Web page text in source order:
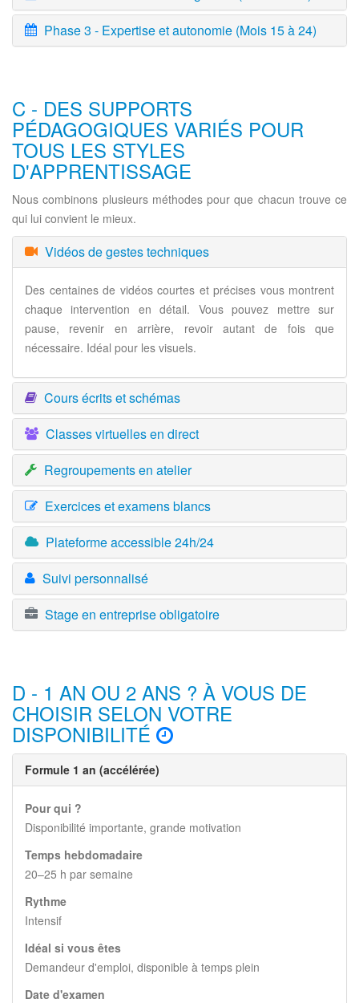
Phase 3 - Expertise et autonomie (Mois 15 à 24)
C - DES SUPPORTS
PÉDAGOGIQUES VARIÉS POUR
TOUS LES STYLES
D'APPRENTISSAGE
Nous combinons plusieurs méthodes pour que chacun trouve ce
qui lui convient le mieux.
Vidéos de gestes techniques
Des centaines de vidéos courtes et précises vous montrent
chaque intervention en détail. Vous pouvez mettre sur
pause, revenir en arrière, revoir autant de fois que
nécessaire. Idéal pour les visuels.
Cours écrits et schémas
Classes virtuelles en direct
Regroupements en atelier
Exercices et examens blancs
Plateforme accessible 24h/24
Suivi personnalisé
Stage en entreprise obligatoire
D - 1 AN OU 2 ANS ? À VOUS DE
CHOISIR SELON VOTRE
DISPONIBILITÉ
Formule 1 an (accélérée)
Pour qui ?
Disponibilité importante, grande motivation
Temps hebdomadaire
20–25 h par semaine
Rythme
Intensif
Idéal si vous êtes
Demandeur d'emploi, disponible à temps plein
Date d'examen